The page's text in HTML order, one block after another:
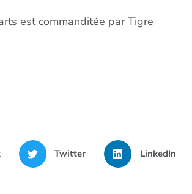
est commanditée parTigre
Twitter LinkedIn